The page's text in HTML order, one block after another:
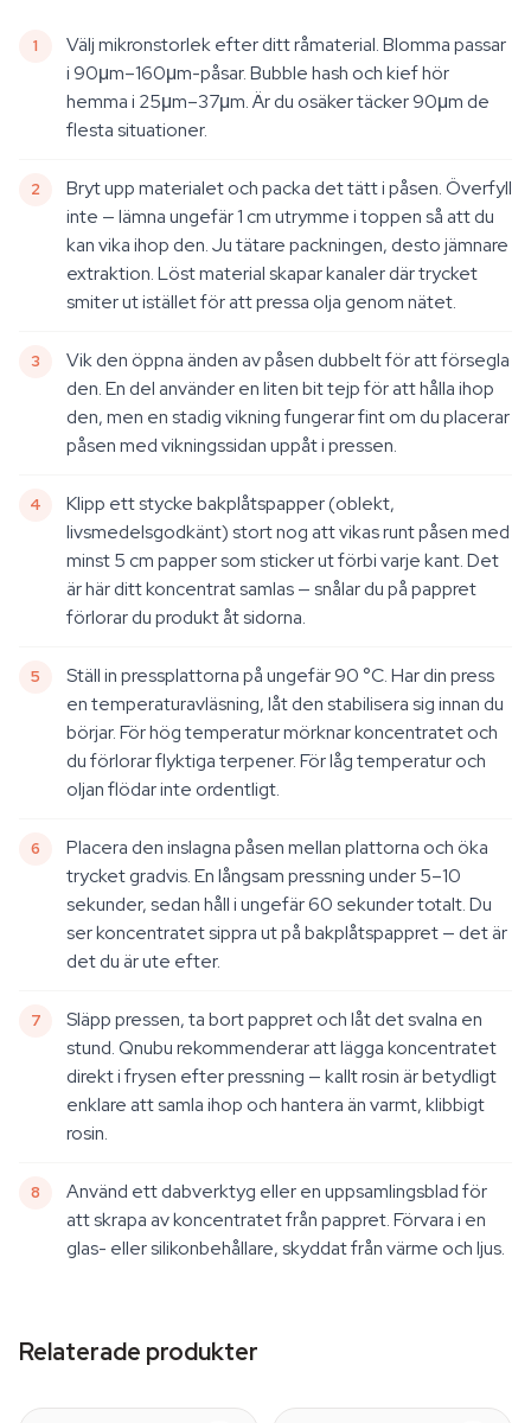
Välj mikronstorlek efter ditt råmaterial. Blomma passar
i 90μm–160μm-påsar. Bubble hash och kief hör
hemma i 25μm–37μm. Är du osäker täcker 90μm de
flesta situationer.
Bryt upp materialet och packa det tätt i påsen. Överfyll
inte — lämna ungefär 1 cm utrymme i toppen så att du
kan vika ihop den. Ju tätare packningen, desto jämnare
extraktion. Löst material skapar kanaler där trycket
smiter ut istället för att pressa olja genom nätet.
Vik den öppna änden av påsen dubbelt för att försegla
den. En del använder en liten bit tejp för att hålla ihop
den, men en stadig vikning fungerar fint om du placerar
påsen med vikningssidan uppåt i pressen.
Klipp ett stycke bakplåtspapper (oblekt,
livsmedelsgodkänt) stort nog att vikas runt påsen med
minst 5 cm papper som sticker ut förbi varje kant. Det
är här ditt koncentrat samlas — snålar du på pappret
förlorar du produkt åt sidorna.
Ställ in pressplattorna på ungefär 90 °C. Har din press
en temperaturavläsning, låt den stabilisera sig innan du
börjar. För hög temperatur mörknar koncentratet och
du förlorar flyktiga terpener. För låg temperatur och
oljan flödar inte ordentligt.
Placera den inslagna påsen mellan plattorna och öka
trycket gradvis. En långsam pressning under 5–10
sekunder, sedan håll i ungefär 60 sekunder totalt. Du
ser koncentratet sippra ut på bakplåtspappret — det är
det du är ute efter.
Släpp pressen, ta bort pappret och låt det svalna en
stund. Qnubu rekommenderar att lägga koncentratet
direkt i frysen efter pressning — kallt rosin är betydligt
enklare att samla ihop och hantera än varmt, klibbigt
rosin.
Använd ett dabverktyg eller en uppsamlingsblad för
att skrapa av koncentratet från pappret. Förvara i en
glas- eller silikonbehållare, skyddat från värme och ljus.
Relaterade produkter